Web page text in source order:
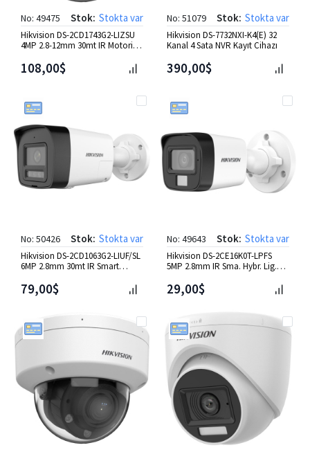
No: 49475 Stok: Stokta var
Hikvision DS-2CD1743G2-LIZSU
4MP 2.8-12mm 30mt IR Motorize
108,00$
No: 51079 Stok: Stokta var
Hikvision DS-7732NXI-K4(E) 32
Kanal 4 Sata NVR Kayıt Cihazı
390,00$
No: 50426 Stok: Stokta var
Hikvision DS-2CD1063G2-LIUF/SL
6MP 2.8mm 30mt IR Smart
79,00$
No: 49643 Stok: Stokta var
Hikvision DS-2CE16K0T-LPFS
5MP 2.8mm IR Sma. Hybr. Lig.
29,00$